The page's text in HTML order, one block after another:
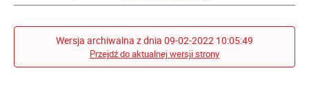
Wersja archiwalna z dnia 09-02-2022 10:05:49
Przejdź do aktualnej wersji strony